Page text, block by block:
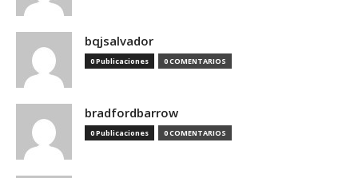
bqjsalvador
0 Publicaciones 0 COMENTARIOS
bradfordbarrow
0 Publicaciones 0 COMENTARIOS